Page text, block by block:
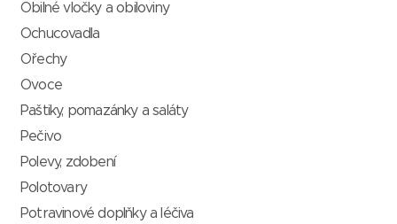
Obilné vločky a obiloviny
Ochucovadla
Ořechy
Ovoce
Paštiky, pomazánky a saláty
Pečivo
Polevy, zdobení
Polotovary
Potravinové doplňky a léčiva